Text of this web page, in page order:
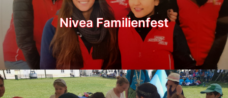
Nivea Familienfest